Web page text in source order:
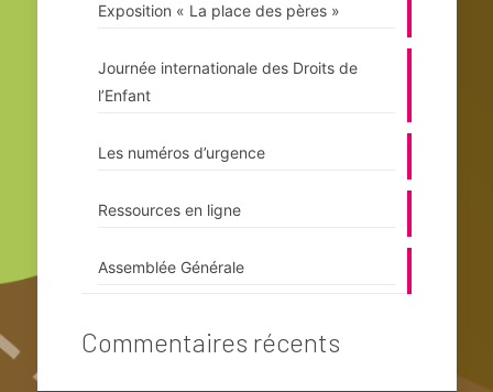
Exposition « La place des pères »
Journée internationale des Droits de
l’Enfant
Les numéros d’urgence
Ressources en ligne
Assemblée Générale
Commentaires récents